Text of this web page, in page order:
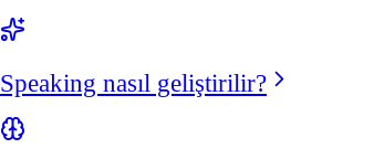
Speaking nasıl geliştirilir?